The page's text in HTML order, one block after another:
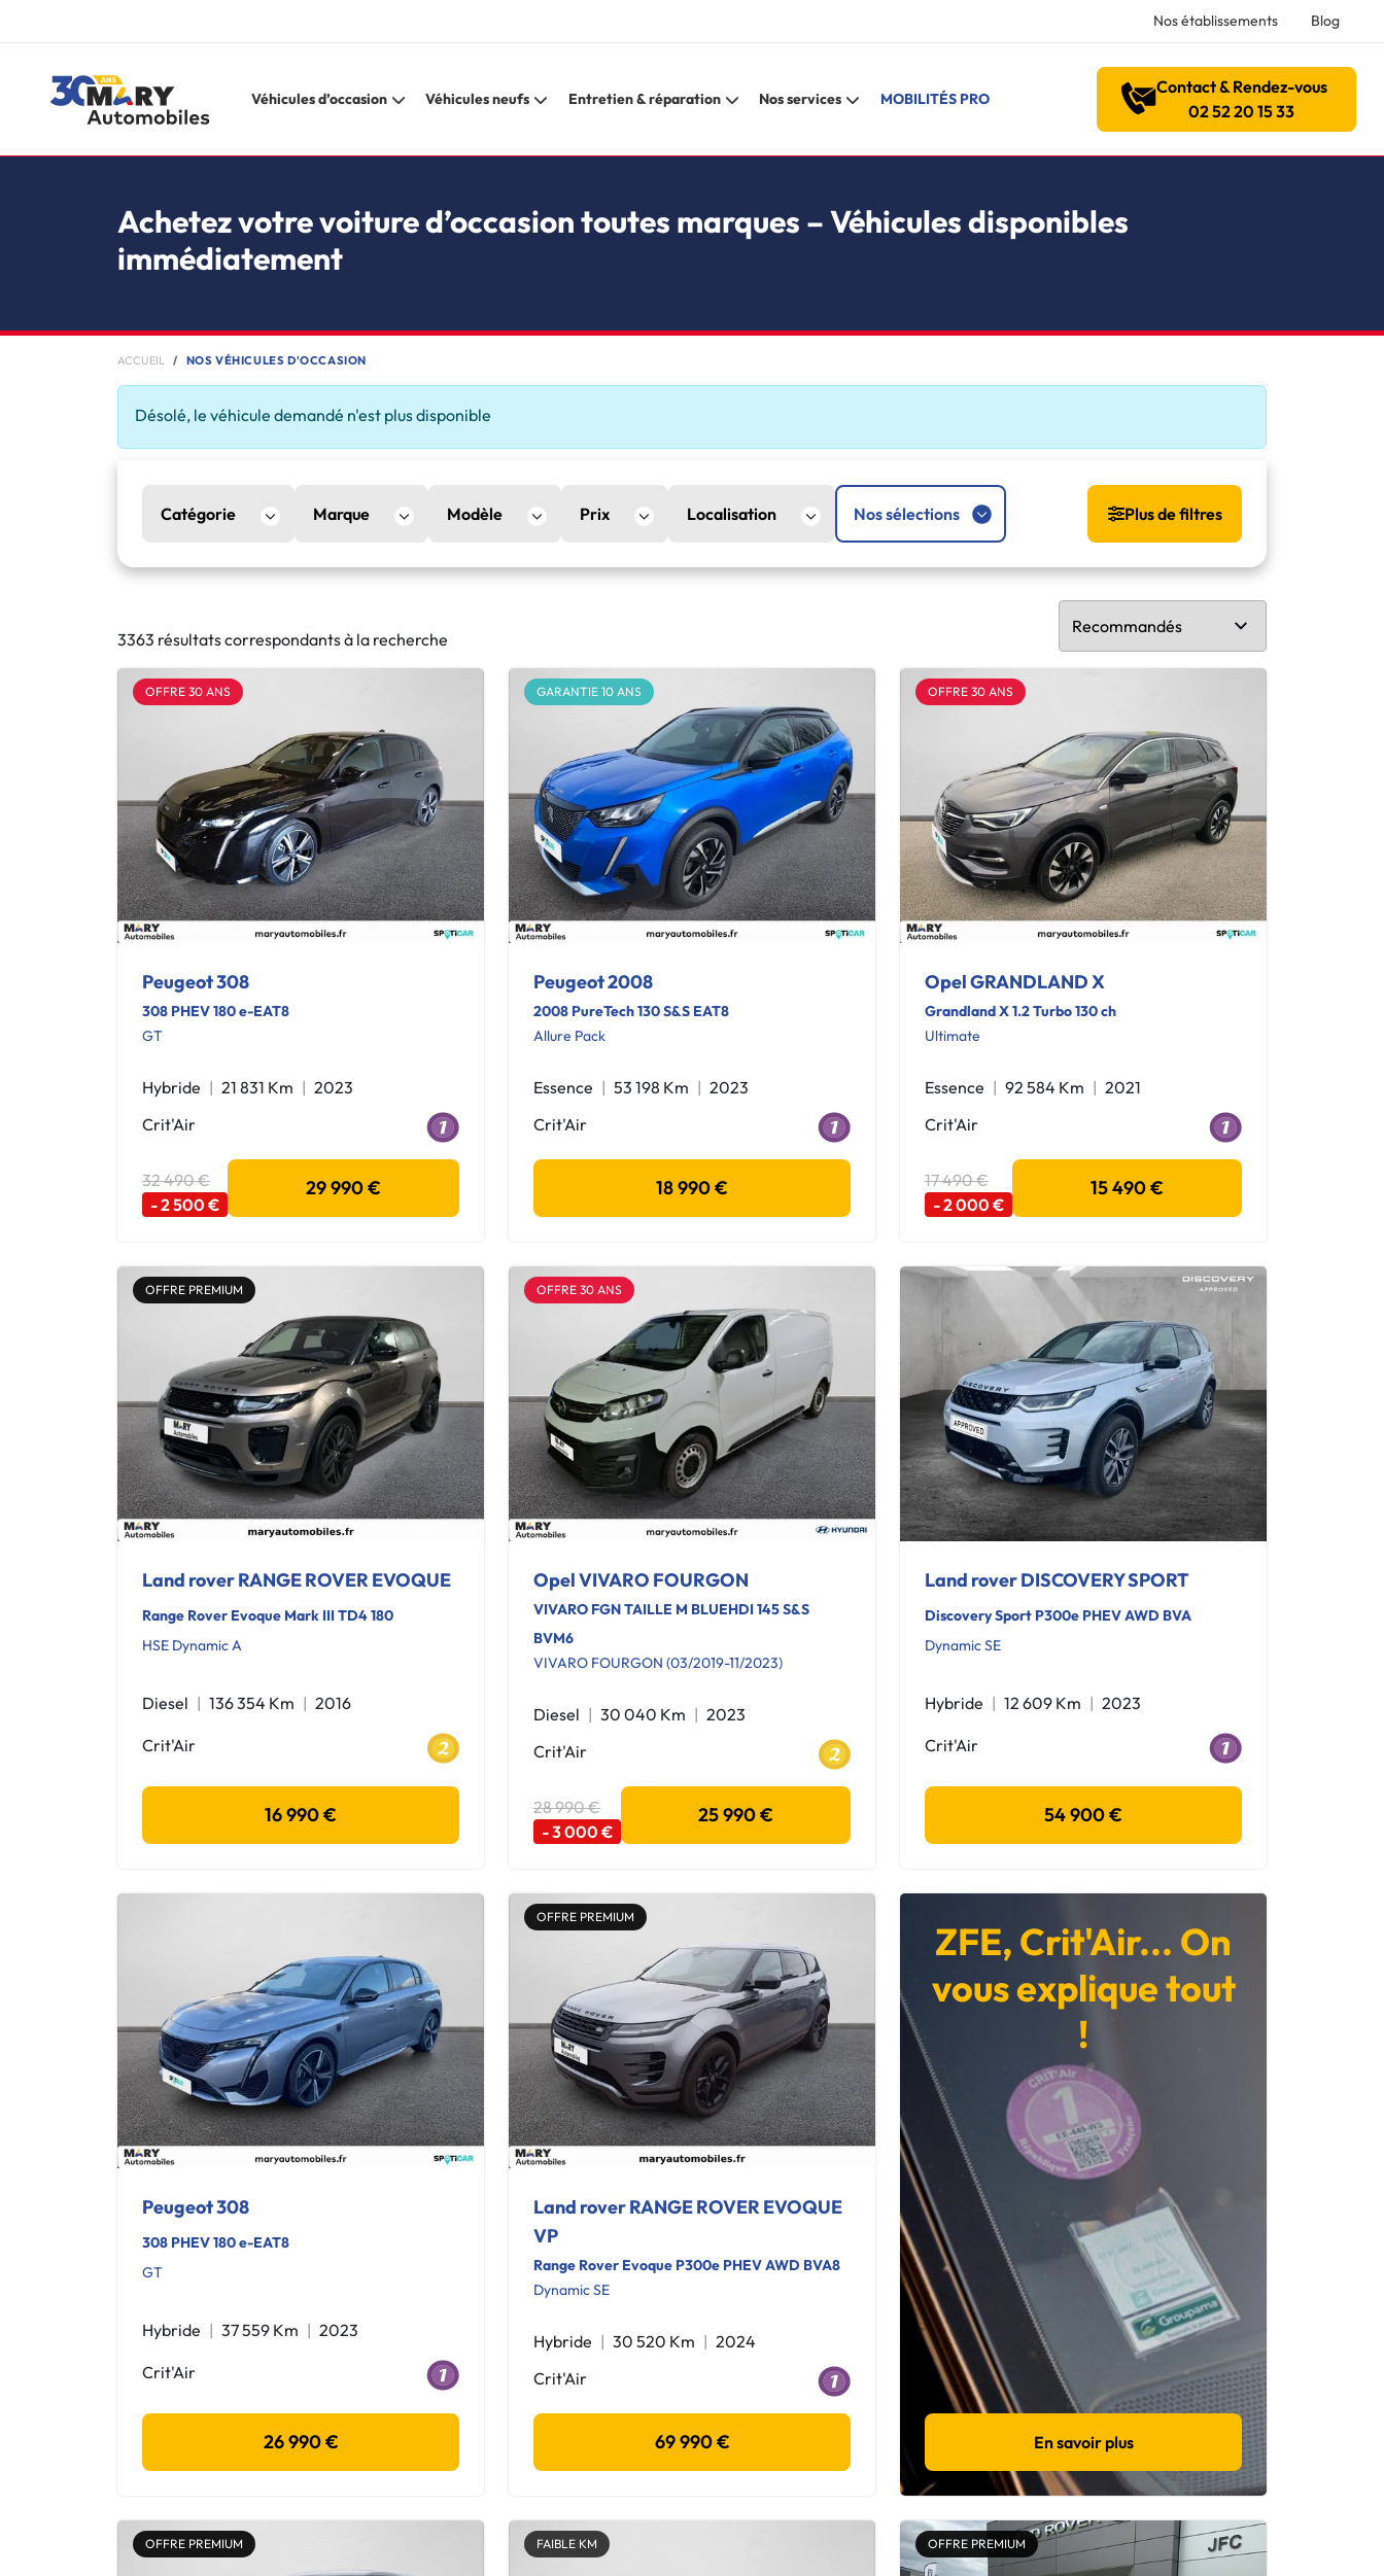
Nos établissements Blog
Véhicules d’occasion Véhicules neufs Entretien & réparation Nos services MOBILITÉS PRO
Contact & Rendez-vous
02 52 20 15 33
Achetez votre voiture d’occasion toutes marques – Véhicules disponibles
immédiatement
ACCUEIL NOS VÉHICULES D'OCCASION
Désolé, le véhicule demandé n'est plus disponible
Catégorie Marque Modèle Prix Localisation Nos sélections Plus de filtres
3363 résultats correspondants à la recherche
OFFRE 30 ANS
Peugeot 308
308 PHEV 180 e-EAT8
GT
Hybride 21 831 Km
2023
Crit'Air
32 490 €
- 2 500 €
29 990 €
GARANTIE 10 ANS
Peugeot 2008
2008 PureTech 130 S&S EAT8
Allure Pack
Essence 53 198 Km
2023
Crit'Air
18 990 €
OFFRE 30 ANS
Opel GRANDLAND X
Grandland X 1.2 Turbo 130 ch
Ultimate
Essence 92 584 Km
2021
Crit'Air
17 490 €
- 2 000 €
15 490 €
OFFRE PREMIUM
Land rover RANGE ROVER EVOQUE
Range Rover Evoque Mark III TD4 180
HSE Dynamic A
Diesel 136 354 Km 2016
Crit'Air
16 990 €
OFFRE 30 ANS
Opel VIVARO FOURGON
VIVARO FGN TAILLE M BLUEHDI 145 S&S
BVM6
VIVARO FOURGON (03/2019-11/2023)
Diesel 30 040 Km
2023
Crit'Air
28 990 €
- 3 000 €
25 990 €
Land rover DISCOVERY SPORT
Discovery Sport P300e PHEV AWD BVA
Dynamic SE
Hybride 12 609 Km 2023
Crit'Air
54 900 €
Peugeot 308
308 PHEV 180 e-EAT8
GT
Hybride 37 559 Km 2023
Crit'Air
26 990 €
OFFRE PREMIUM
Land rover RANGE ROVER EVOQUE
VP
Range Rover Evoque P300e PHEV AWD BVA8
Dynamic SE
Hybride 30 520 Km
2024
Crit'Air
69 990 €
ZFE, Crit'Air... On
vous explique tout
!
En savoir plus
OFFRE PREMIUM FAIBLE KM OFFRE PREMIUM